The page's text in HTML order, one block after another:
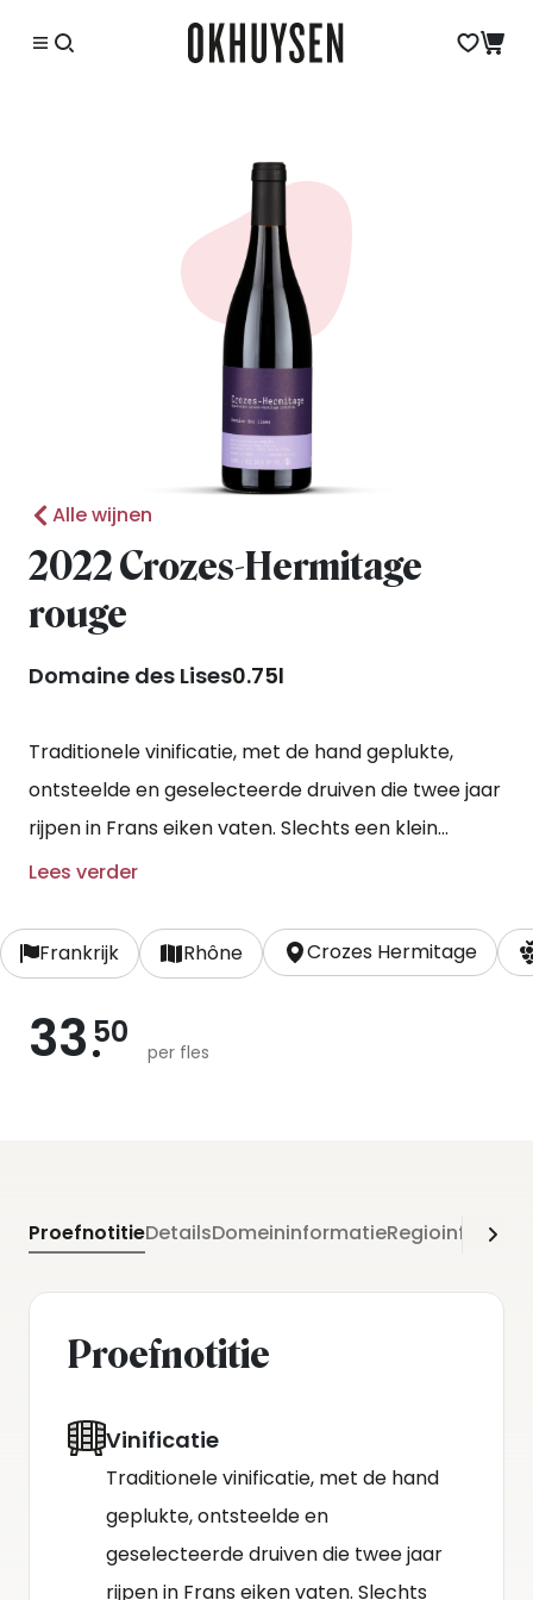
Alle wijnen
2022 Crozes-Hermitage
rouge
Domaine des Lises0.75l
Traditionele vinificatie, met de hand geplukte,
ontsteelde en geselecteerde druiven die twee jaar
rijpen in Frans eiken vaten. Slechts een klein
percentage krijgt nieuw hout. Dit alles om het fruit
nature al krachtige wijn.
Lees verder
Frankrijk Rhône Crozes Hermitage
33 50
per fles
ProefnotitieDetailsDomeininformatie
Proefnotitie
Vinificatie
Traditionele vinificatie, met de hand
geplukte, ontsteelde en
geselecteerde druiven die twee jaar
rijpen in Frans eiken vaten. Slechts